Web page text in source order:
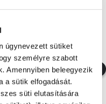
úgynevezett sütiket
személyre szabott
Amennyiben beleegyezik
a sütik elfogadását.
süti elutasítására